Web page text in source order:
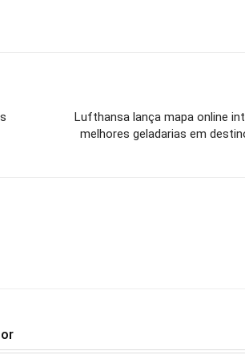
Lufthansa lança mapa online
melhores geladarias em